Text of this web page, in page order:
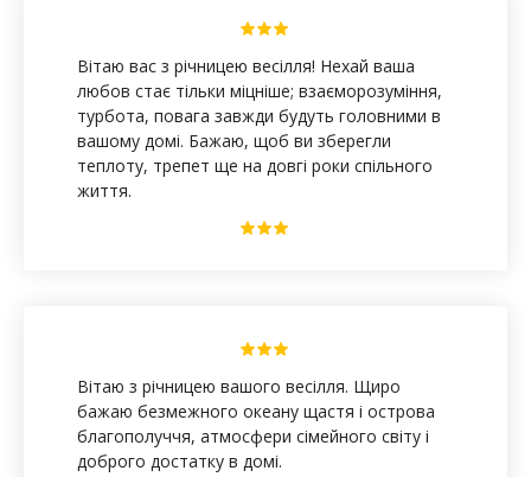
Вітаю вас з річницею весілля! Нехай ваша
любов стає тільки міцніше; взаєморозуміння,
турбота, повага завжди будуть головними в
вашому домі. Бажаю, щоб ви зберегли
теплоту, трепет ще на довгі роки спільного
життя.
Вітаю з річницею вашого весілля. Щиро
бажаю безмежного океану щастя і острова
благополуччя, атмосфери сімейного світу і
доброго достатку в домі.